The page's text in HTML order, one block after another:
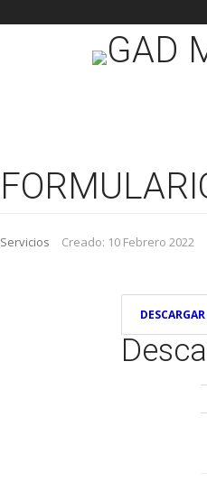
Servicios Creado: 10 Febrero 2022